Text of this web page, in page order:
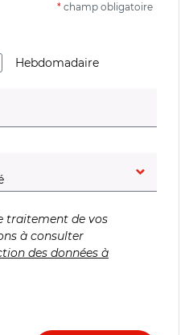
* champ obligatoire
Hebdomadaire
obligatoire)
traitement de vos
à consulter
des données à